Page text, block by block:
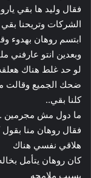
فقال وليد ها بقي
الشركات وتريحنا بقي
ابتسم روهان بهدوء
وبعدين انتو
لو حد غلط هناك
ضحك الجميع وقالت
كلنا بقي..
ما دول مش مجرمين
فقال روهان منا بقول
هلاقي نفسي هناك
كان روهان يتأمل
بسبب ملامحه